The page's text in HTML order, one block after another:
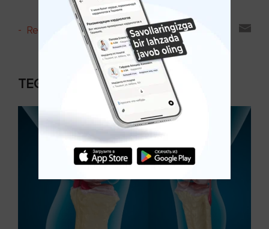
- Reyting va sharhlar
TEGISHLI MAQOLALAR